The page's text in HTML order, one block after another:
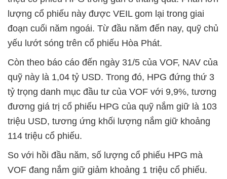
lượng cổ phiếu này được VEIL gom lại trong giai
đoạn cuối năm ngoái. Từ đầu năm đến nay, quỹ chủ
yếu lướt sóng trên cổ phiếu Hòa Phát.
Còn theo báo cáo đến ngày 31/5 của VOF, NAV của
quỹ này là 1,04 tỷ USD. Trong đó, HPG đứng thứ 3
tỷ trọng danh mục đầu tư của VOF với 9,9%, tương
đương giá trị cổ phiếu HPG của quỹ nắm giữ là 103
triệu USD, tương ứng khối lượng nắm giữ khoảng
114 triệu cổ phiếu.
So với hồi đầu năm, số lượng cổ phiếu HPG mà
VOF đang nắm giữ giảm khoảng 1 triệu cổ phiếu.